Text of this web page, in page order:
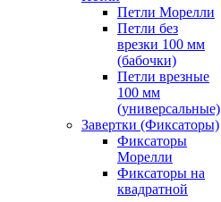
Петли Морелли
Петли без
врезки 100 мм
(бабочки)
Петли врезные
100 мм
(универсальные)
Завертки (Фиксаторы)
Фиксаторы
Морелли
Фиксаторы на
квадратной